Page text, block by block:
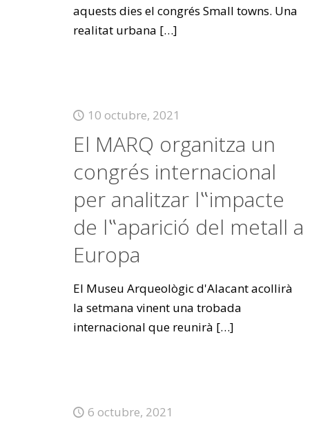
aquests dies el congrés Small towns. Una
realitat urbana […]
10 octubre, 2021
El MARQ organitza un
congrés internacional
per analitzar l‟impacte
de l‟aparició del metall a
Europa
El Museu Arqueològic d'Alacant acollirà
la setmana vinent una trobada
internacional que reunirà […]
6 octubre, 2021